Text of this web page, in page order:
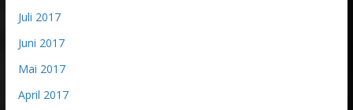
Juli 2017
Juni 2017
Mai 2017
April 2017